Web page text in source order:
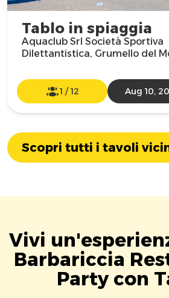
Tablo in spiaggia
Aquaclub Srl Società Sportiva
Dilettantistica, Grumello del
1 /12 Aug 10,
Scopri tutti i tavoli
Vivi
Barbariccia
Party con